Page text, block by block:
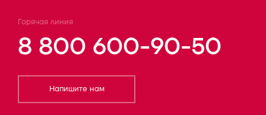
Горячая линия
8 800 600-90-50
Напишите нам